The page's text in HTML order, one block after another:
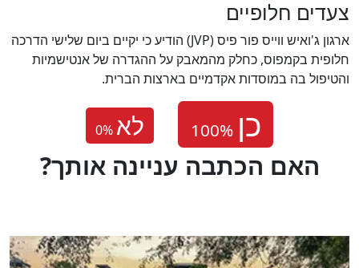
צעדים חלופיים
ארגון ג'ואיש ווייס פור פיס (JVP) הודיע כי יקיים ביום שלישי הדרכה
חלופית בקמפוס, כחלק מהמאבק על ההגדרה של אנטישמיות
והטיפול בה במוסדות אקדמיים בארצות הברית.
0% לא
?האם הכתבה עניינה אותך